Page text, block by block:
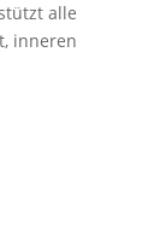
alle
inneren